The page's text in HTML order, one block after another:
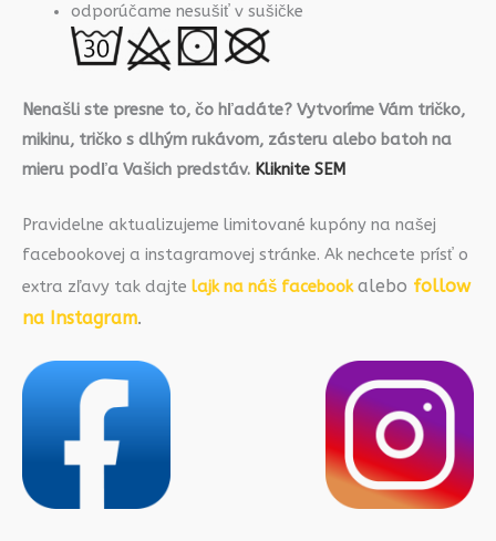
odporúčame nesušiť v sušičke
Nenašli ste presne to, čo hľadáte? Vytvoríme Vám tričko,
mikinu, tričko s dlhým rukávom, zásteru alebo batoh na
mieru podľa Vašich predstáv. Kliknite SEM
Pravidelne aktualizujeme limitované kupóny na našej
facebookovej a instagramovej stránke. Ak nechcete prísť o
extra zľavy tak dajte lajk na náš facebookalebo follow
na Instagram.